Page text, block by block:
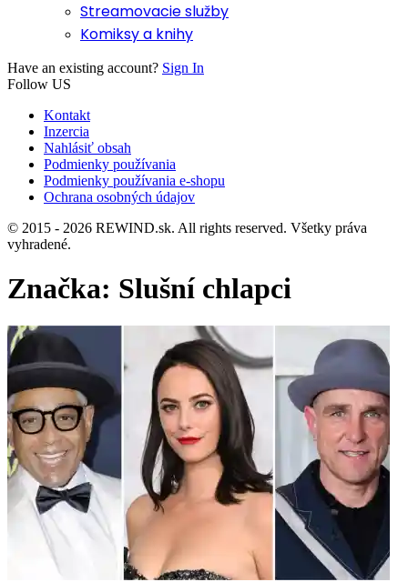
Streamovacie služby
Komiksy a knihy
Have an existing account? Sign In
Follow US
Kontakt
Inzercia
Nahlásiť obsah
Podmienky používania
Podmienky používania e-shopu
Ochrana osobných údajov
© 2015 - 2026 REWIND.sk. All rights reserved. Všetky práva
vyhradené.
Značka: Slušní chlapci